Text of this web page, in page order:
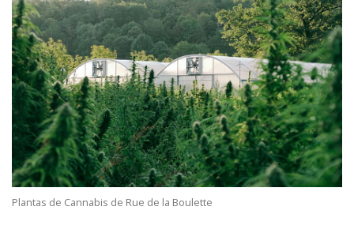
Plantas de Cannabis de Rue de la Boulette